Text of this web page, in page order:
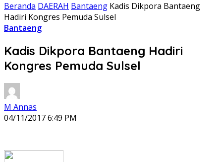
Beranda DAERAH Bantaeng Kadis Dikpora Bantaeng
Hadiri Kongres Pemuda Sulsel
Bantaeng
Kadis Dikpora Bantaeng Hadiri
Kongres Pemuda Sulsel
M Annas
04/11/2017 6:49 PM